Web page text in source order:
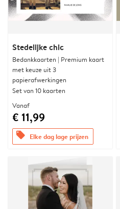
Stedelijke chic
Bedankkaarten | Premium kaart
met keuze uit 3
papierafwerkingen
Set van 10 kaarten
Vanaf
€ 11,99
offers Elke dag lage prijzen